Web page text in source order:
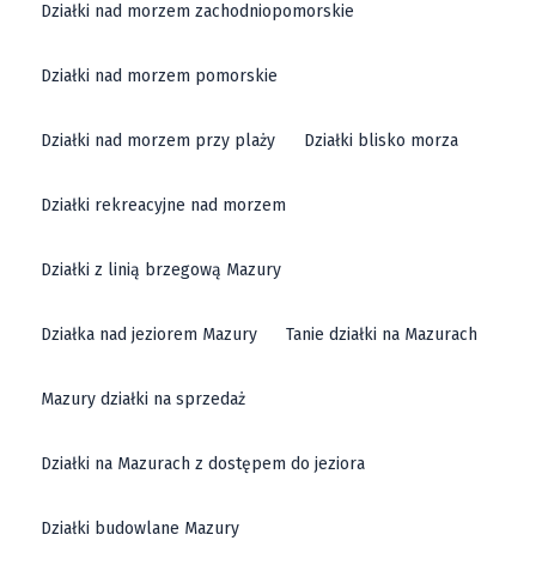
Działki nad morzem zachodniopomorskie
Działki nad morzem pomorskie
Działki nad morzem przy plaży Działki blisko morza
Działki rekreacyjne nad morzem
Działki z linią brzegową Mazury
Działka nad jeziorem Mazury Tanie działki na Mazurach
Mazury działki na sprzedaż
Działki na Mazurach z dostępem do jeziora
Działki budowlane Mazury